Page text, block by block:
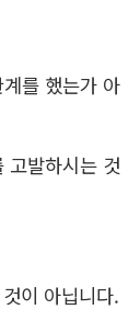
를 했는가 아
고발하시는 것
이 아닙니다.